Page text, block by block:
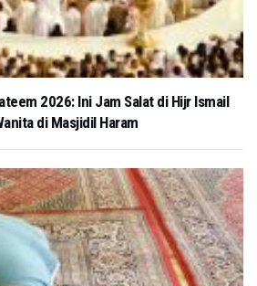
2026: Ini Jam Salat di Hijr Ismail
di Masjidil Haram